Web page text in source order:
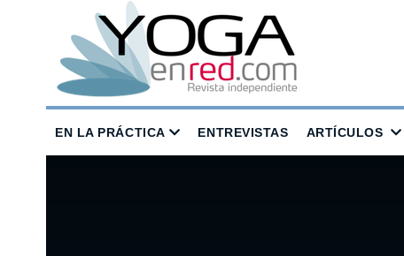
EN LA PRÁCTICA ENTREVISTAS ARTÍCULOS